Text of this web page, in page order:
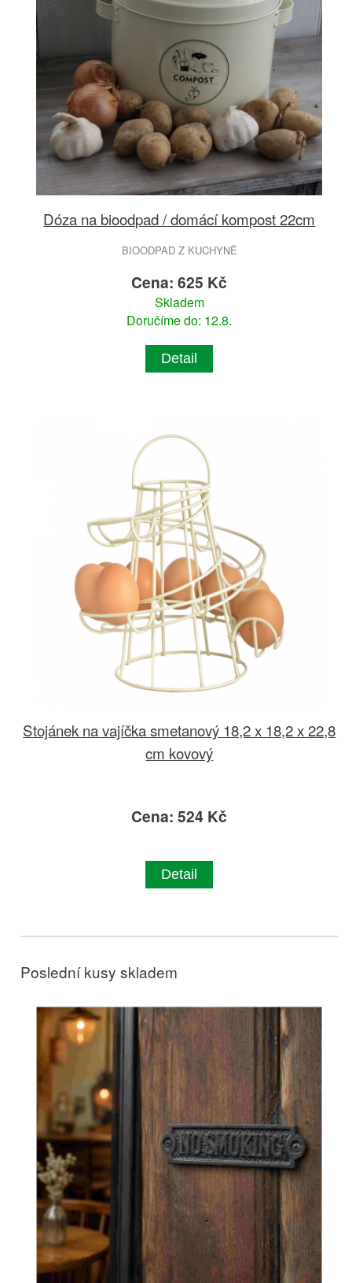
Dóza na bioodpad / domácí kompost 22cm
BIOODPAD Z KUCHYNĚ
Cena: 625 Kč
Skladem
Doručíme do: 12.8.
Detail
Stojánek na vajíčka smetanový 18,2 x 18,2 x 22,8
cm kovový
Cena: 524 Kč
Detail
Poslední kusy skladem